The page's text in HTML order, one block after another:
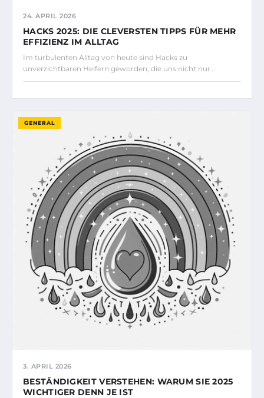
24. APRIL 2026
HACKS 2025: DIE CLEVERSTEN TIPPS FÜR MEHR
EFFIZIENZ IM ALLTAG
Im turbulenten Alltag von heute sind Hacks zu
unverzichtbaren Helfern geworden, die uns nicht nur…
GENERAL
3. APRIL 2026
BESTÄNDIGKEIT VERSTEHEN: WARUM SIE 2025
WICHTIGER DENN JE IST